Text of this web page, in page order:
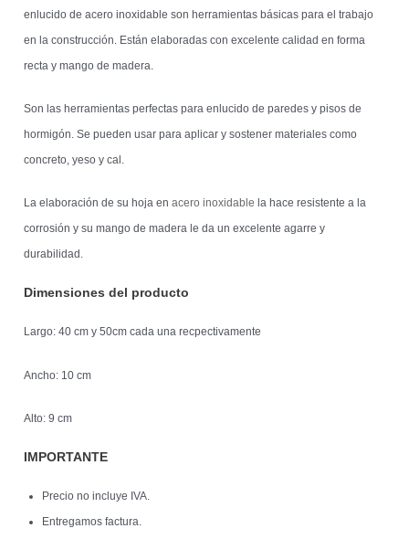
enlucido de acero inoxidable son herramientas básicas para el trabajo
en la construcción. Están elaboradas con excelente calidad en forma
recta y mango de madera.
Son las herramientas perfectas para enlucido de paredes y pisos de
hormigón. Se pueden usar para aplicar y sostener materiales como
concreto, yeso y cal.
La elaboración de su hoja enacero inoxidable la hace resistente a la
corrosión y su mango de madera le da un excelente agarre y
durabilidad.
Dimensiones del producto
Largo: 40 cm y 50cm cada una recpectivamente
Ancho: 10 cm
Alto: 9 cm
IMPORTANTE
Precio no incluye IVA.
Entregamos factura.